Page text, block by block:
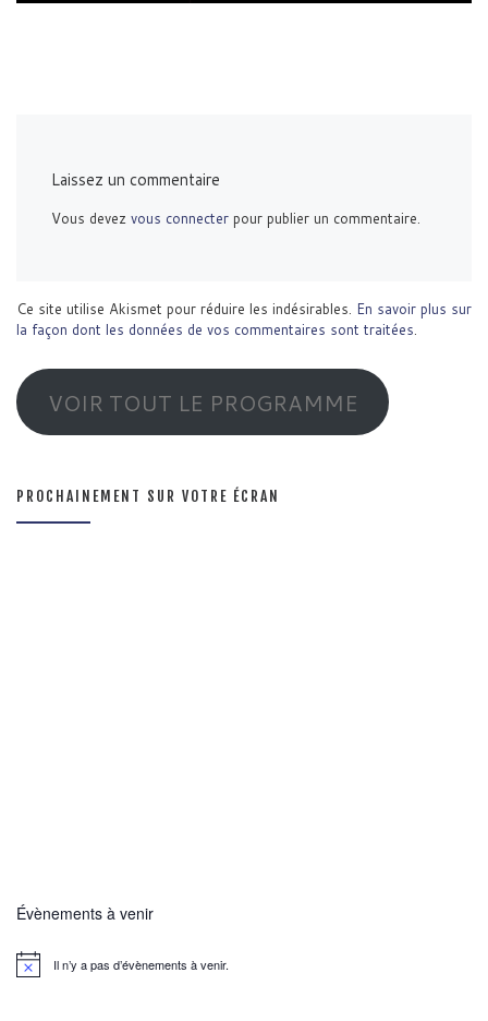
Laissez un commentaire
Vous devezvous connecter pour publier un commentaire.
Ce site utilise Akismet pour réduire les indésirables. En savoir plus sur
la façon dont les données de vos commentaires sont traitées.
VOIR TOUT LE PROGRAMME
PROCHAINEMENT SUR VOTRE ÉCRAN
Évènements à venir
Il n’y a pas d’évènements à venir.